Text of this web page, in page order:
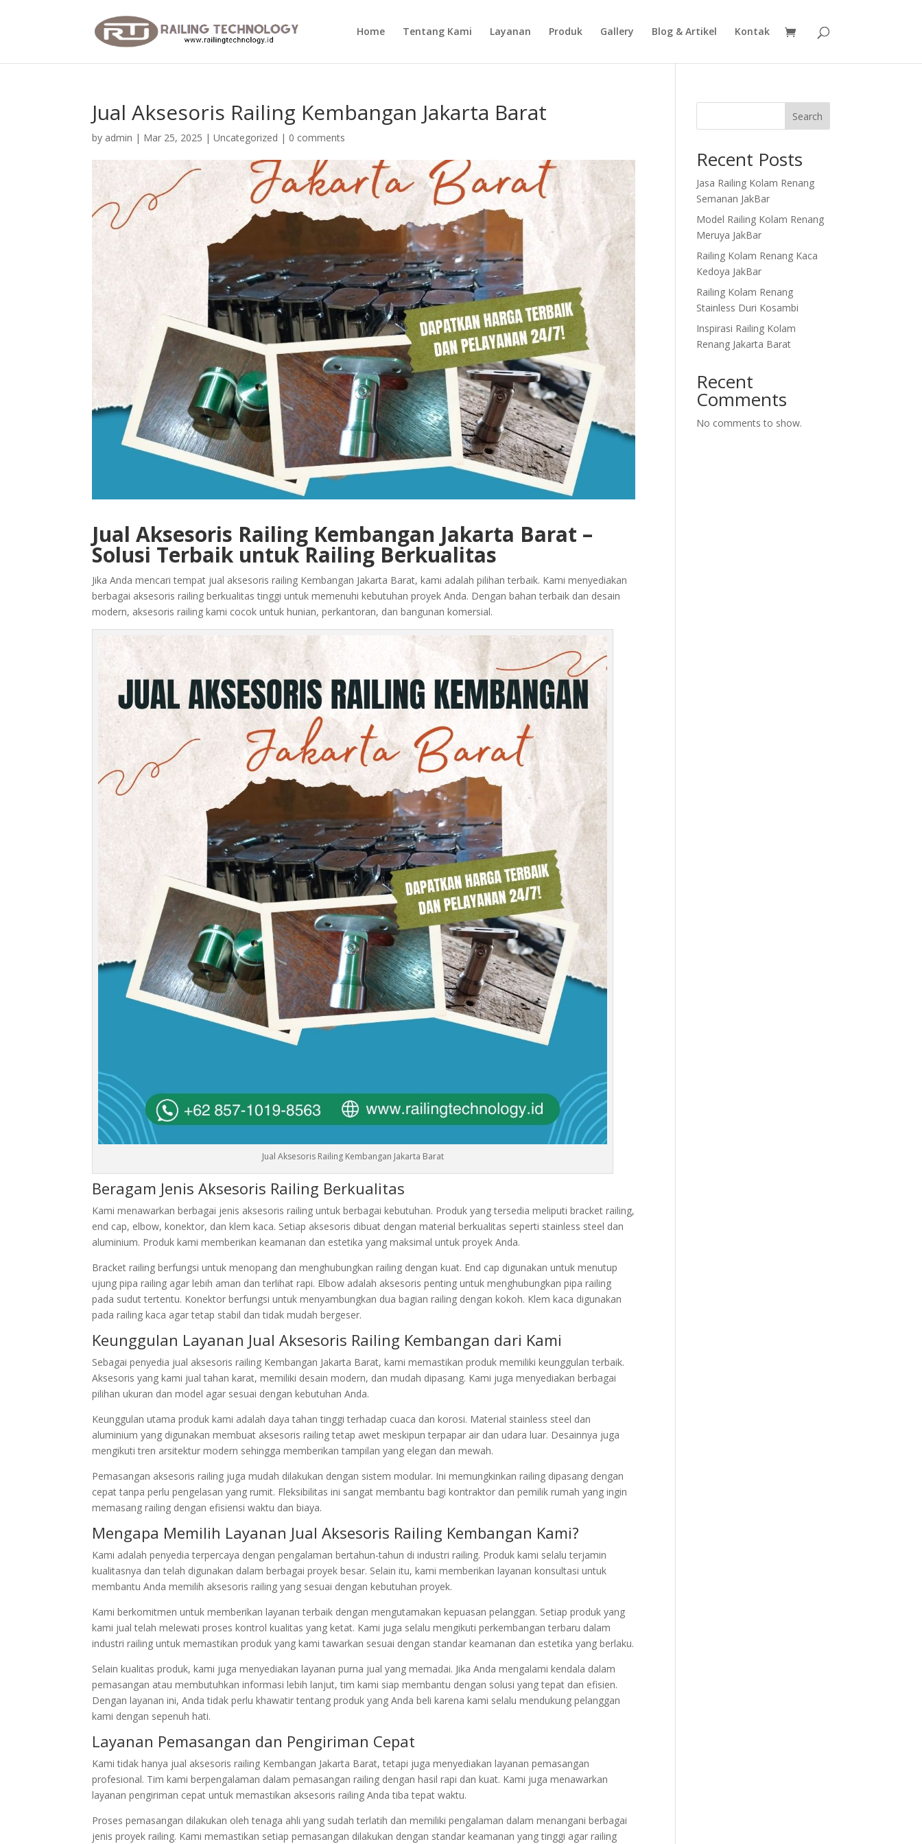
Home Tentang Kami Layanan Produk Gallery Blog & Artikel Kontak
Jual Aksesoris Railing Kembangan Jakarta Barat
by admin | Mar 25, 2025 |Uncategorized | 0 comments
Jual Aksesoris Railing Kembangan Jakarta Barat –
Solusi Terbaik untuk Railing Berkualitas
Jika Anda mencari tempat jual aksesoris railing Kembangan Jakarta Barat, kami adalah pilihan terbaik. Kami menyediakan
berbagai aksesoris railing berkualitas tinggi untuk memenuhi kebutuhan proyek Anda. Dengan bahan terbaik dan desain
modern, aksesoris railing kami cocok untuk hunian, perkantoran, dan bangunan komersial.
Jual Aksesoris Railing Kembangan Jakarta Barat
Beragam Jenis Aksesoris Railing Berkualitas
Kami menawarkan berbagai jenis aksesoris railing untuk berbagai kebutuhan. Produk yang tersedia meliputi bracket railing,
end cap, elbow, konektor, dan klem kaca. Setiap aksesoris dibuat dengan material berkualitas seperti stainless steel dan
aluminium. Produk kami memberikan keamanan dan estetika yang maksimal untuk proyek Anda.
Bracket railing berfungsi untuk menopang dan menghubungkan railing dengan kuat. End cap digunakan untuk menutup
ujung pipa railing agar lebih aman dan terlihat rapi. Elbow adalah aksesoris penting untuk menghubungkan pipa railing
pada sudut tertentu. Konektor berfungsi untuk menyambungkan dua bagian railing dengan kokoh. Klem kaca digunakan
pada railing kaca agar tetap stabil dan tidak mudah bergeser.
Keunggulan Layanan Jual Aksesoris Railing Kembangan dari Kami
Sebagai penyedia jual aksesoris railing Kembangan Jakarta Barat, kami memastikan produk memiliki keunggulan terbaik.
Aksesoris yang kami jual tahan karat, memiliki desain modern, dan mudah dipasang. Kami juga menyediakan berbagai
pilihan ukuran dan model agar sesuai dengan kebutuhan Anda.
Keunggulan utama produk kami adalah daya tahan tinggi terhadap cuaca dan korosi. Material stainless steel dan
aluminium yang digunakan membuat aksesoris railing tetap awet meskipun terpapar air dan udara luar. Desainnya juga
mengikuti tren arsitektur modern sehingga memberikan tampilan yang elegan dan mewah.
Pemasangan aksesoris railing juga mudah dilakukan dengan sistem modular. Ini memungkinkan railing dipasang dengan
cepat tanpa perlu pengelasan yang rumit. Fleksibilitas ini sangat membantu bagi kontraktor dan pemilik rumah yang ingin
memasang railing dengan efisiensi waktu dan biaya.
Mengapa Memilih Layanan Jual Aksesoris Railing Kembangan Kami?
Kami adalah penyedia terpercaya dengan pengalaman bertahun-tahun di industri railing. Produk kami selalu terjamin
kualitasnya dan telah digunakan dalam berbagai proyek besar. Selain itu, kami memberikan layanan konsultasi untuk
membantu Anda memilih aksesoris railing yang sesuai dengan kebutuhan proyek.
Kami berkomitmen untuk memberikan layanan terbaik dengan mengutamakan kepuasan pelanggan. Setiap produk yang
kami jual telah melewati proses kontrol kualitas yang ketat. Kami juga selalu mengikuti perkembangan terbaru dalam
industri railing untuk memastikan produk yang kami tawarkan sesuai dengan standar keamanan dan estetika yang berlaku.
Selain kualitas produk, kami juga menyediakan layanan purna jual yang memadai. Jika Anda mengalami kendala dalam
pemasangan atau membutuhkan informasi lebih lanjut, tim kami siap membantu dengan solusi yang tepat dan efisien.
Dengan layanan ini, Anda tidak perlu khawatir tentang produk yang Anda beli karena kami selalu mendukung pelanggan
kami dengan sepenuh hati.
Layanan Pemasangan dan Pengiriman Cepat
Kami tidak hanya jual aksesoris railing Kembangan Jakarta Barat, tetapi juga menyediakan layanan pemasangan
profesional. Tim kami berpengalaman dalam pemasangan railing dengan hasil rapi dan kuat. Kami juga menawarkan
layanan pengiriman cepat untuk memastikan aksesoris railing Anda tiba tepat waktu.
Proses pemasangan dilakukan oleh tenaga ahli yang sudah terlatih dan memiliki pengalaman dalam menangani berbagai
jenis proyek railing. Kami memastikan setiap pemasangan dilakukan dengan standar keamanan yang tinggi agar railing
Search
Recent Posts
Jasa Railing Kolam Renang
Semanan JakBar
Model Railing Kolam Renang
Meruya JakBar
Railing Kolam Renang Kaca
Kedoya JakBar
Railing Kolam Renang
Stainless Duri Kosambi
Inspirasi Railing Kolam
Renang Jakarta Barat
Recent
Comments
No comments to show.